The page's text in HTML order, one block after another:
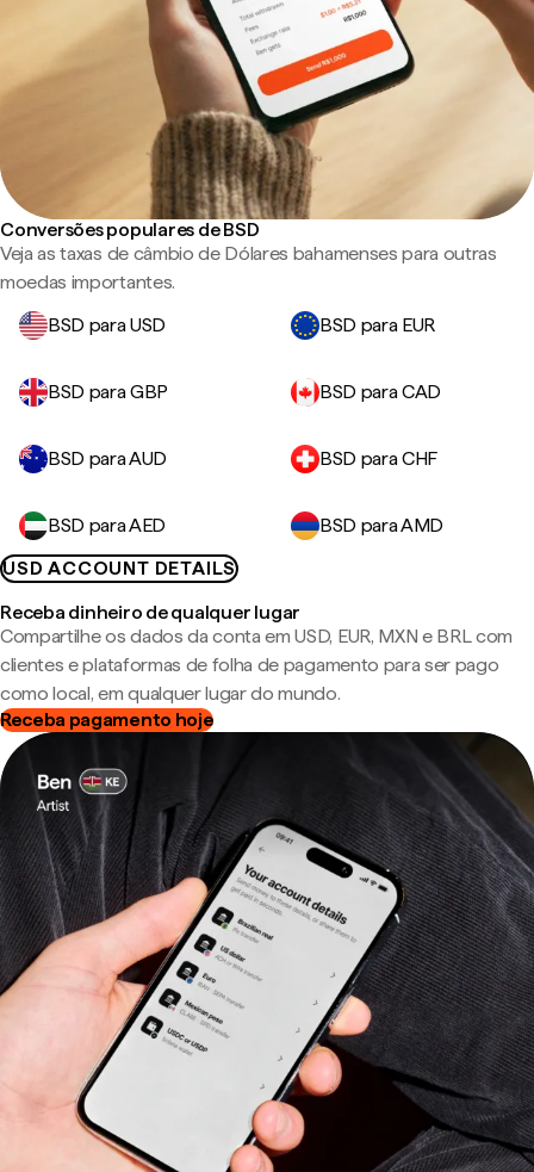
Conversões populares de BSD
Veja as taxas de câmbio de Dólares bahamenses para outras
moedas importantes.
BSD para USD
BSD para EUR
BSD para GBP BSD para CAD
BSD para AUD BSD para CHF
BSD para AED
BSD para AMD
USD ACCOUNT DETAILS
Receba dinheiro de qualquer lugar
Compartilhe os dados da conta em USD, EUR, MXN e BRL com
clientes e plataformas de folha de pagamento para ser pago
como local, em qualquer lugar do mundo.
Receba pagamento hoje